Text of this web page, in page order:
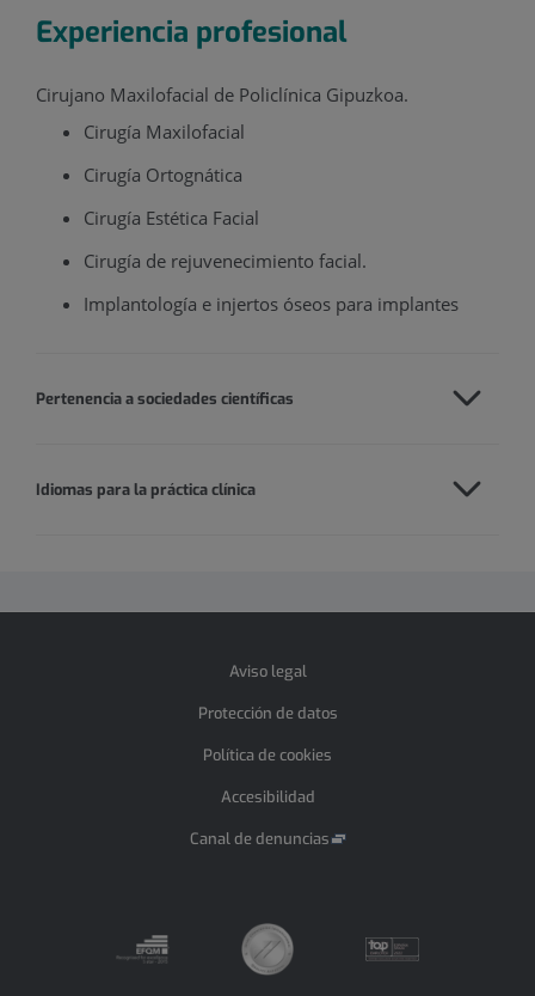
Experiencia profesional
Cirujano Maxilofacial de Policlínica Gipuzkoa.
Cirugía Maxilofacial
Cirugía Ortognática
Cirugía Estética Facial
Cirugía de rejuvenecimiento facial.
Implantología e injertos óseos para implantes
Pertenencia a sociedades científicas
Idiomas para la práctica clínica
Aviso legal
Protección de datos
Política de cookies
Accesibilidad
Canal de denuncias